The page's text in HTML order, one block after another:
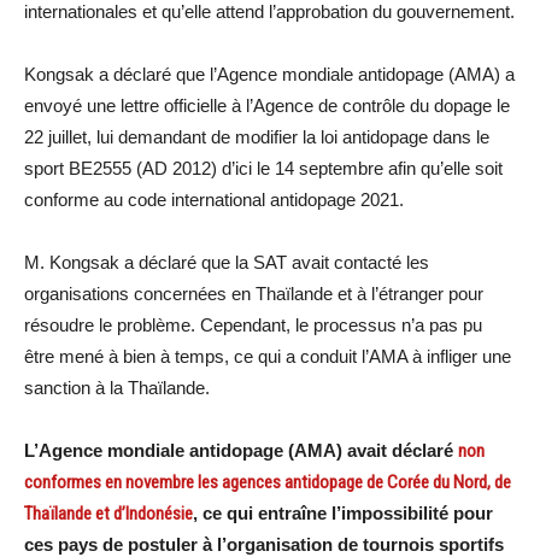
internationales et qu’elle attend l’approbation du gouvernement.
Kongsak a déclaré que l’Agence mondiale antidopage (AMA) a
envoyé une lettre officielle à l’Agence de contrôle du dopage le
22 juillet, lui demandant de modifier la loi antidopage dans le
sport BE2555 (AD 2012) d’ici le 14 septembre afin qu’elle soit
conforme au code international antidopage 2021.
M. Kongsak a déclaré que la SAT avait contacté les
organisations concernées en Thaïlande et à l’étranger pour
résoudre le problème. Cependant, le processus n’a pas pu
être mené à bien à temps, ce qui a conduit l’AMA à infliger une
sanction à la Thaïlande.
L’Agence mondiale antidopage (AMA) avait déclaré non
conformes en novembre les agences antidopage de Corée du Nord, de
Thaïlande et d’Indonésie, ce qui entraîne l’impossibilité pour
ces pays de postuler à l’organisation de tournois sportifs